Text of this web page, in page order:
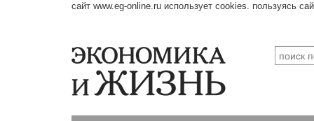
сайт www.eg-online.ru использует cookies. пользуясь